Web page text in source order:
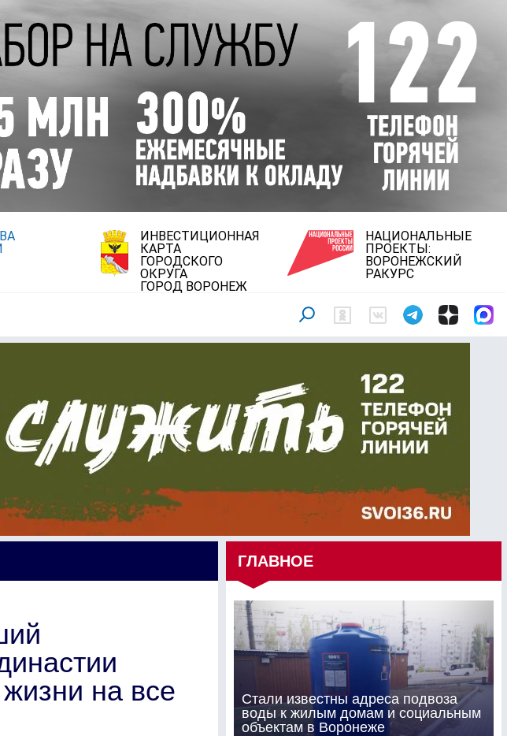
ИНВЕСТИЦИОННАЯ
КАРТА
ГОРОДСКОГО
ОКРУГА
ГОРОД ВОРОНЕЖ
НАЦИОНАЛЬНЫЕ
ПРОЕКТЫ:
ВОРОНЕЖСКИЙ
РАКУРС
на все
ГЛАВНОЕ
Стали известны адреса подвоза
воды к жилым домам и социальным
объектам в Воронеже